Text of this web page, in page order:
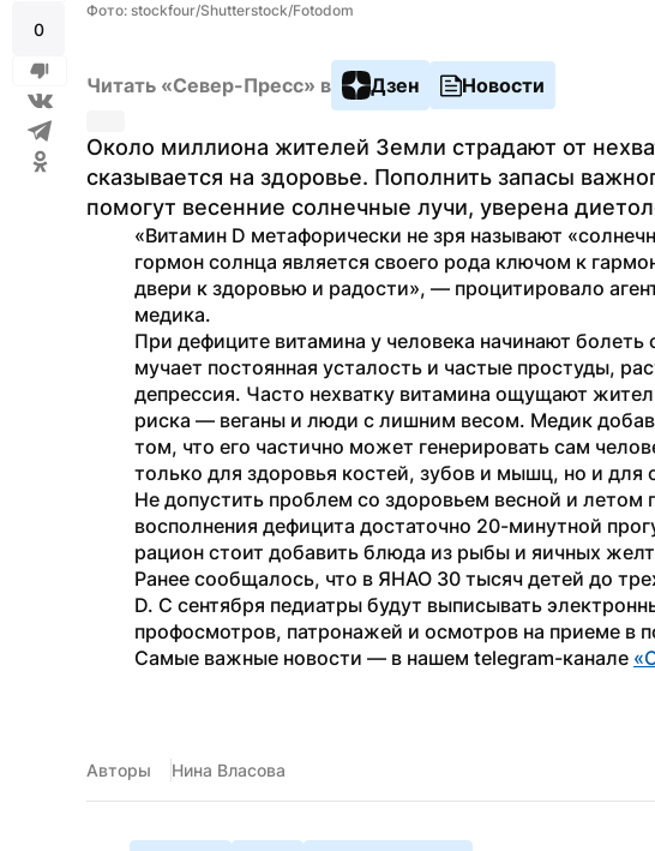
0
Фото: stockfour/Shutterstock/Fotodom
Читать «Север-Пресс» в Дзен Новости
Около миллиона жителей Земли страдают от
сказывается на здоровье. Пополнить запасы
помогут весенние солнечные лучи, уверена
«Витамин D метафорически не зря называют
гормон солнца является своего рода ключом к
двери к здоровью и радости», — процитировало
медика.
При дефиците витамина у человека начинают
мучает постоянная усталость и частые простуды,
депрессия. Часто нехватку витамина ощущают
риска — веганы и люди с лишним весом. Медик
том, что его частично может генерировать сам
только для здоровья костей, зубов и мышц, но и для
Не допустить проблем со здоровьем весной и
восполнения дефицита достаточно 20-минутной
рацион стоит добавить блюда из рыбы и яичных
Ранее сообщалось, что в ЯНАО 30 тысяч детей до
D. С сентября педиатры будут выписывать
профосмотров, патронажей и осмотров на приеме в
Самые важные новости — в нашем telegram-канале
Авторы Нина Власова